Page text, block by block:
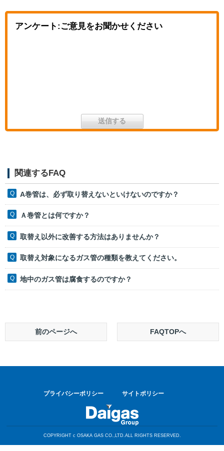
アンケート:ご意見をお聞かせください
関連するFAQ
A巻管は、必ず取り替えないといけないのですか？
Ａ巻管とは何ですか？
取替え以外に改善する方法はありませんか？
取替え対象になるガス管の種類を教えてください。
地中のガス管は腐食するのですか？
前のページへ FAQTOPへ
プライバシーポリシー サイトポリシー
COPYRIGHT c OSAKA GAS CO.,LTD.ALL RIGHTS RESERVED.